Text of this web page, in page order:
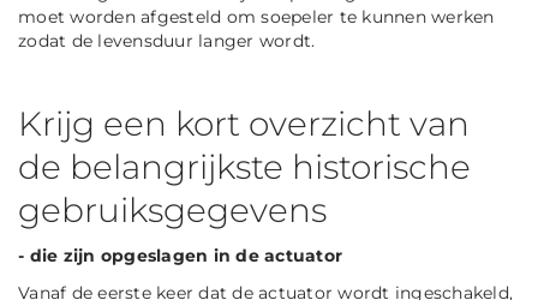
moet worden afgesteld om soepeler te kunnen werken
zodat de levensduur langer wordt.
Krijg een kort overzicht van
de belangrijkste historische
gebruiksgegevens
- die zijn opgeslagen in de actuator
Vanaf de eerste keer dat de actuator wordt ingeschakeld,